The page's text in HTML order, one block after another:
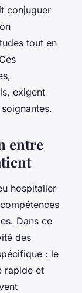
conjuguer
tout en
exigent
entre
hospitalier
Dans ce
des
: le
rapide et